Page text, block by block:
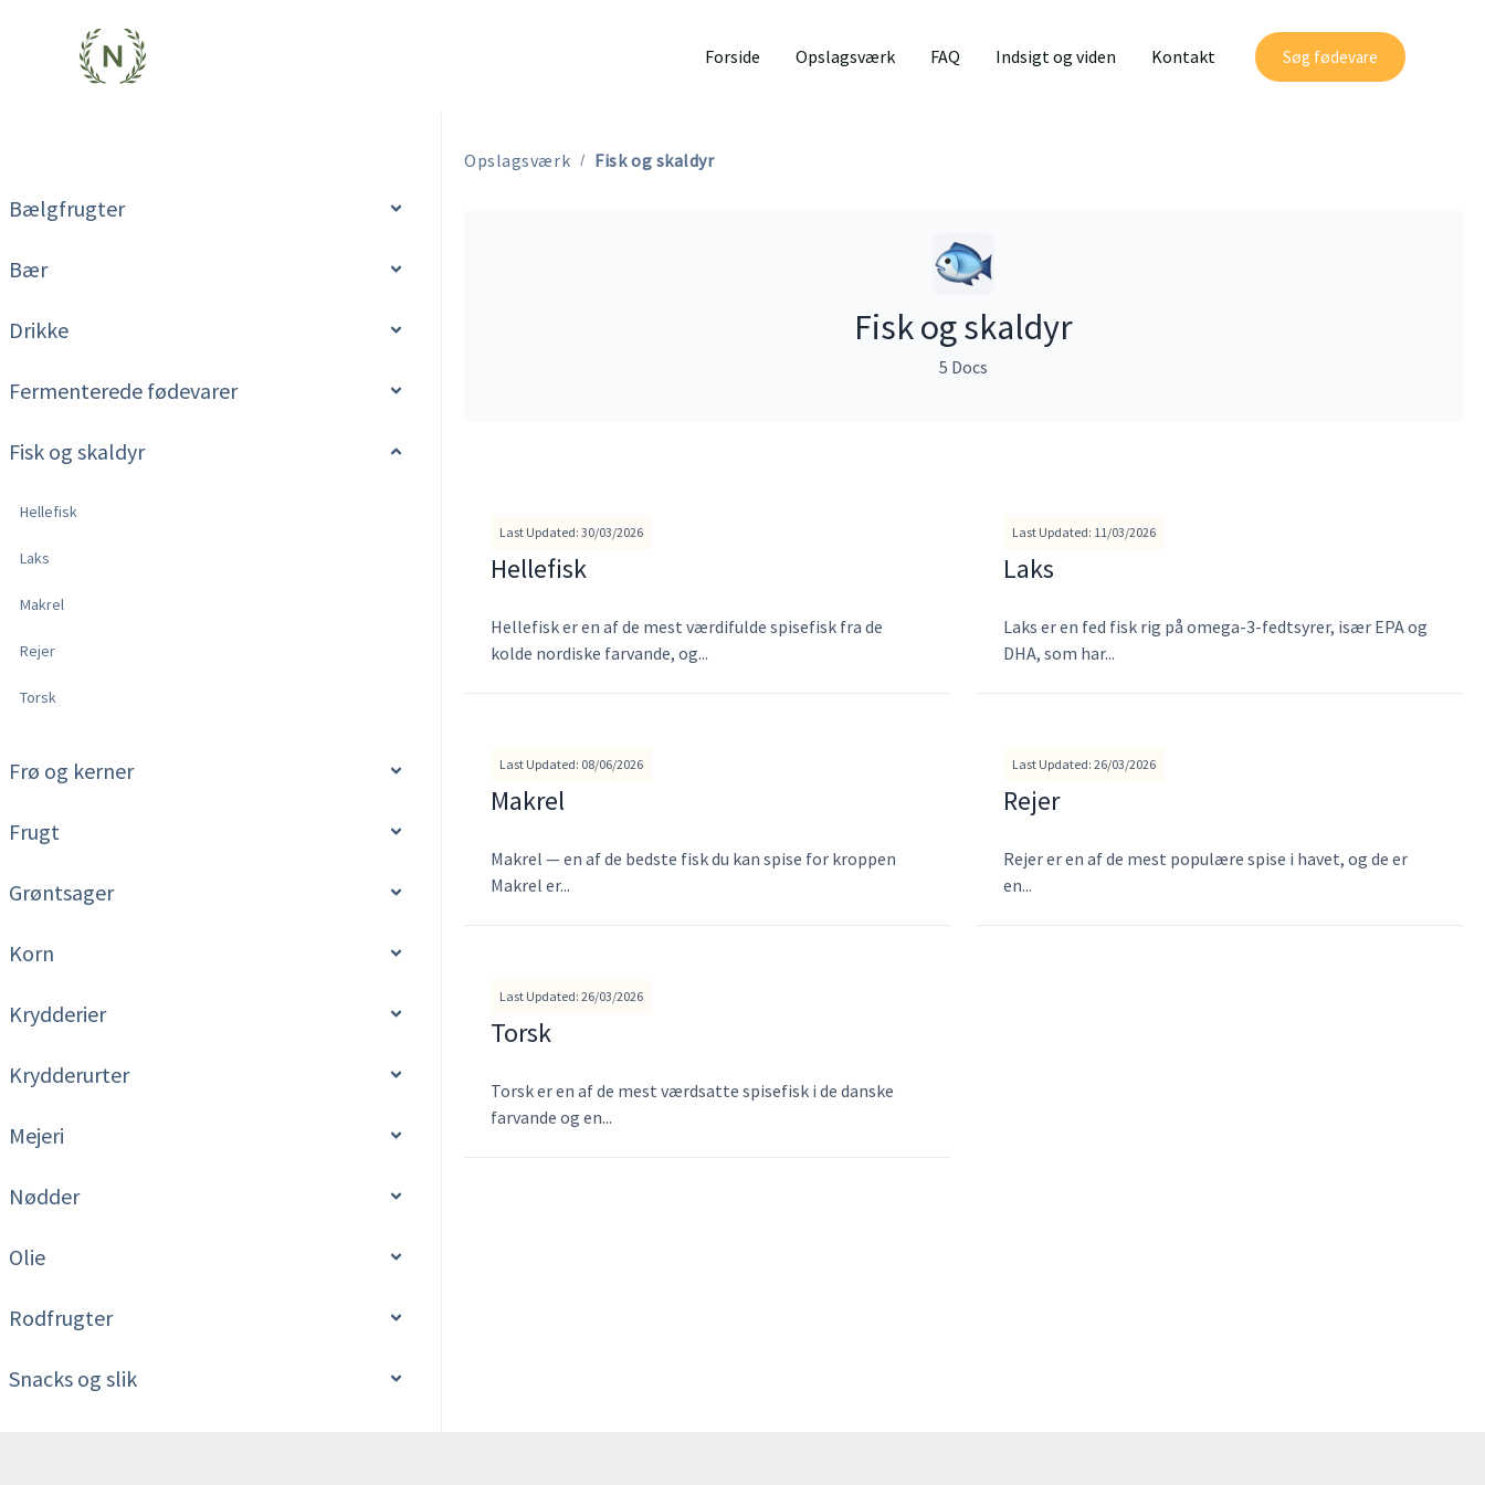
Forside Opslagsværk FAQ Indsigt og viden Kontakt Søg fødevare
Bælgfrugter
Bær
Drikke
Fermenterede fødevarer
Fisk og skaldyr
Hellefisk
Laks
Makrel
Rejer
Torsk
Frø og kerner
Frugt
Grøntsager
Korn
Krydderier
Krydderurter
Mejeri
Nødder
Olie
Rodfrugter
Snacks og slik
Opslagsværk Fisk og skaldyr
Fisk og skaldyr
5 Docs
Last Updated: 30/03/2026
Hellefisk
Hellefisk er en af de mest værdifulde spisefisk fra de
kolde nordiske farvande, og...
Last Updated: 11/03/2026
Laks
Laks er en fed fisk rig på omega-3-fedtsyrer, især EPA og
DHA, som har...
Last Updated: 08/06/2026
Makrel
Makrel — en af de bedste fisk du kan spise for kroppen
Makrel er...
Last Updated: 26/03/2026
Rejer
Rejer er en af de mest populære spise i havet, og de er
en...
Last Updated: 26/03/2026
Torsk
Torsk er en af de mest værdsatte spisefisk i de danske
farvande og en...